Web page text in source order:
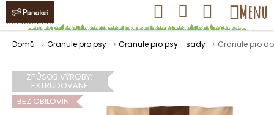
Přejít
obsah
Hledat Přihlášení
Nákupní
košík
Menu
Domů Granule pro psy Granule pro psy - sady Granule pro
ZPŮSOB VÝROBY:
EXTRUDOVANÉ
BEZ OBILOVIN
K
o Zpět
Zpět